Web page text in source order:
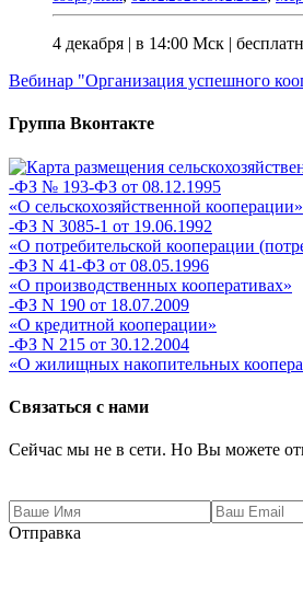
4 декабря | в 14:00 Мск |
Вебинар "Организация успешного
Группа Вконтакте
-ФЗ № 193-ФЗ от 08.12.1995
«О сельскохозяйственной кооперации»
-ФЗ N 3085-1 от 19.06.1992
«О потребительской кооперации
-ФЗ N 41-ФЗ от 08.05.1996
«О производственных кооперативах»
-ФЗ N 190 от 18.07.2009
«О кредитной кооперации»
-ФЗ N 215 от 30.12.2004
«О жилищных накопительных
Связаться с нами
Сейчас мы не в сети. Но Вы можете
Отправка